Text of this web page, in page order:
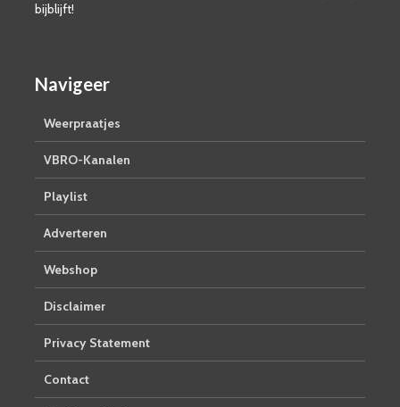
bijblijft!
Navigeer
Weerpraatjes
VBRO-Kanalen
Playlist
Adverteren
Webshop
Disclaimer
Privacy Statement
Contact